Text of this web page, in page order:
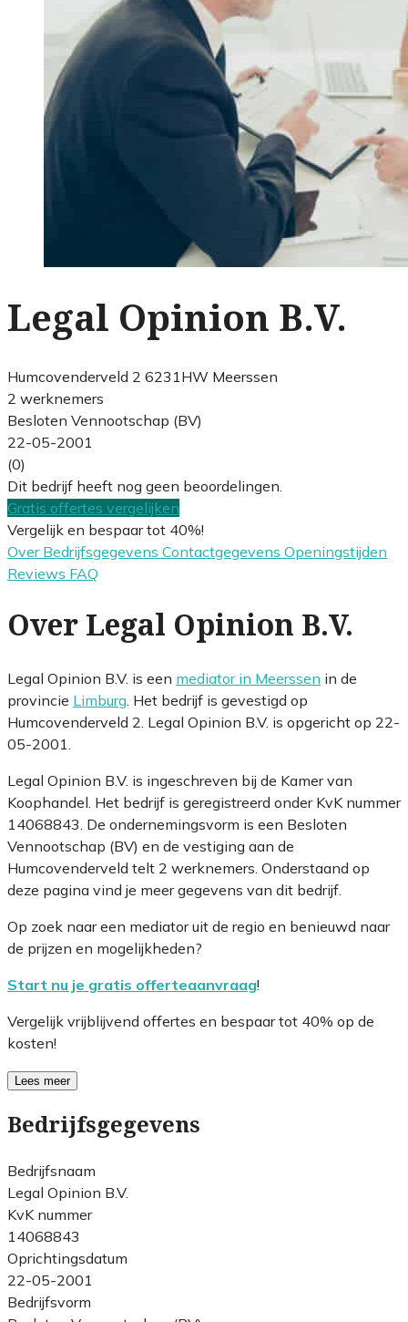
Legal Opinion B.V.
Humcovenderveld 2 6231HW Meerssen
2 werknemers
Besloten Vennootschap (BV)
22-05-2001
(0)
Dit bedrijf heeft nog geen beoordelingen.
Gratis offertes vergelijken
Vergelijk en bespaar tot 40%!
Over Bedrijfsgegevens Contactgegevens Openingstijden
Reviews FAQ
Over Legal Opinion B.V.
Legal Opinion B.V. is een mediator in Meerssen in de
provincie Limburg . Het bedrijf is gevestigd op
Humcovenderveld 2. Legal Opinion B.V. is opgericht op 22-
05-2001.
Legal Opinion B.V. is ingeschreven bij de Kamer van
Koophandel. Het bedrijf is geregistreerd onder KvK nummer
14068843. De ondernemingsvorm is een Besloten
Vennootschap (BV) en de vestiging aan de
Humcovenderveld telt 2 werknemers. Onderstaand op
deze pagina vind je meer gegevens van dit bedrijf.
Op zoek naar een mediator uit de regio en benieuwd naar
de prijzen en mogelijkheden?
Start nu je gratis offerteaanvraag!
Vergelijk vrijblijvend offertes en bespaar tot 40% op de
kosten!
Lees meer
Bedrijfsgegevens
Bedrijfsnaam
Legal Opinion B.V.
KvK nummer
14068843
Oprichtingsdatum
22-05-2001
Bedrijfsvorm